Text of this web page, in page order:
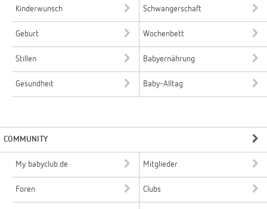
Kinderwunsch Schwangerschaft
Geburt Wochenbett
Stillen Babyernährung
Gesundheit Baby-Alltag
COMMUNITY
My babyclub.de Mitglieder
Foren Clubs